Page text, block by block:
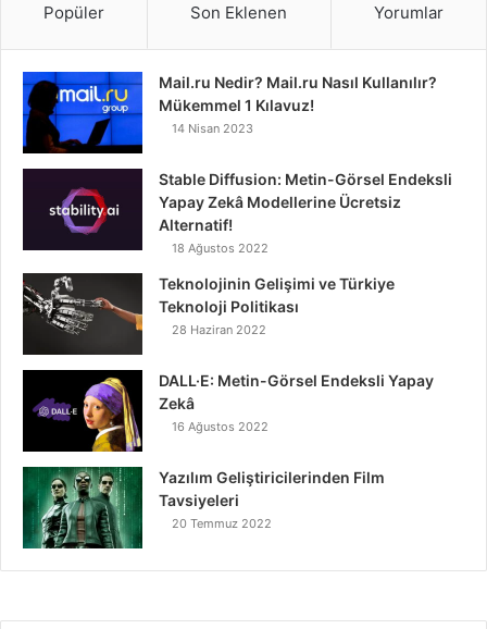
Popüler Son Eklenen Yorumlar
Mail.ru Nedir? Mail.ru Nasıl Kullanılır?
Mükemmel 1 Kılavuz!
14 Nisan 2023
Stable Diffusion: Metin-Görsel Endeksli
Yapay Zekâ Modellerine Ücretsiz
Alternatif!
18 Ağustos 2022
Teknolojinin Gelişimi ve Türkiye
Teknoloji Politikası
28 Haziran 2022
DALL·E: Metin-Görsel Endeksli Yapay
Zekâ
16 Ağustos 2022
Yazılım Geliştiricilerinden Film
Tavsiyeleri
20 Temmuz 2022